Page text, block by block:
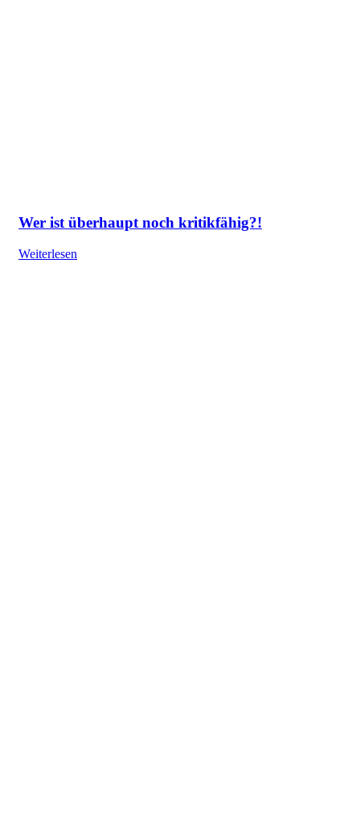
Wer ist überhaupt noch kritikfähig?!
Weiterlesen